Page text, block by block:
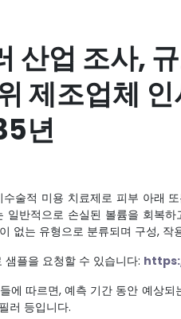
산업 조사,
제조업체
년
술적 미용 치료제로 피부 아래
일반적으로 손실된 볼륨을 회복
없는 유형으로 분류되며 구성, 작
플을 요청할 수 있습니다:
에 따르면, 예측 기간 동안 예상
러 등입니다.